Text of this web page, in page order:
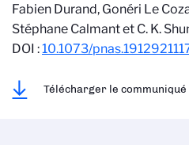
Fabien Durand, Gonéri Le
Stéphane Calmant et C. K.
DOI :10.1073/
Télécharger le communiqué